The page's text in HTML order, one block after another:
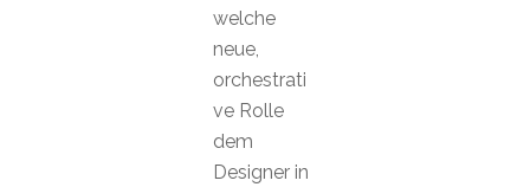
welche
neue,
orchestrati
ve Rolle
dem
Designer in